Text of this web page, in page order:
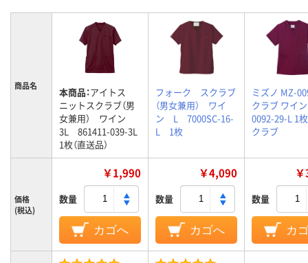
商品名 本商品：アイトス
ニットスクラブ（男
女兼用） ワイン
3L 861411-039-3L
1枚（直送品）
フォーク スクラブ
（男女兼用） ワイ
ン L 7000SC-16-
L 1枚
ミズノ MZ-
クラブ ワイ
0092-29-L 1
クラブ
価格
(税込)
￥1,990
数量
カゴへ
￥4,090
数量
カゴへ
数量
カ